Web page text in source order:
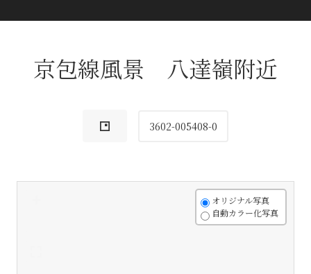
京包線風景 八達嶺附近
3602-005408-0
オリジナル写真
自動カラー化写真